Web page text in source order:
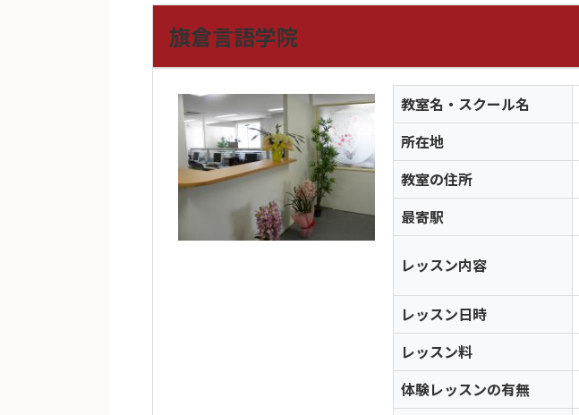
旗倉言語学院
教室名・スクール名
所在地
教室の住所
最寄駅
レッスン内容
レッスン日時
レッスン料
体験レッスンの有無